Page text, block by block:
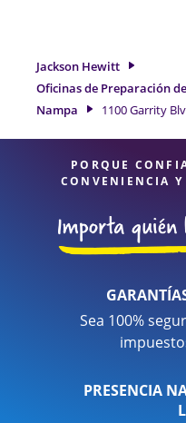
necesita servicios de
ID, la ubicación de
una opción excelente.
de impuestos, atención
Jackson Hewitt
Oficinas de Preparación
Nampa
1100 Garrity
PORQUE
CONVENIENCIA
Sea 100%
PRESENCIA